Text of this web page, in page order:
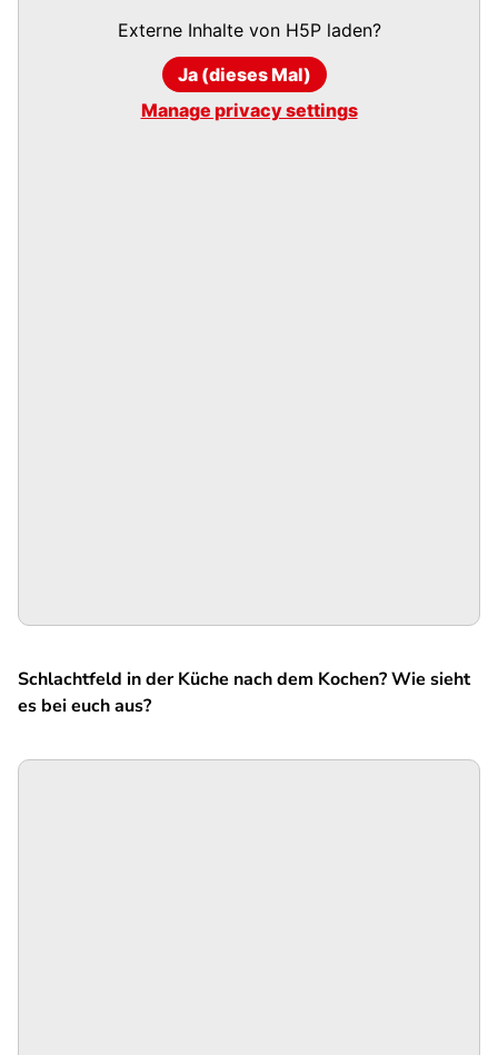
Externe Inhalte von H5Pladen?
Ja (dieses Mal)
Manage privacy settings
Schlachtfeld in der Küche nach dem Kochen? Wie sieht
es bei euch aus?
SPA